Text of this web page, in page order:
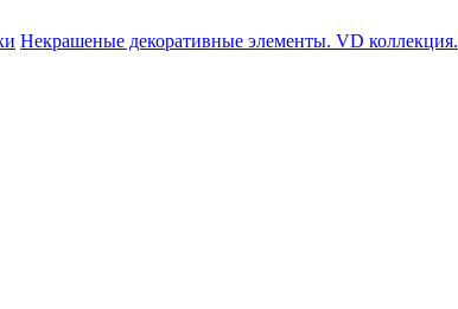
Некрашеные декоративные элементы. VD коллекция.